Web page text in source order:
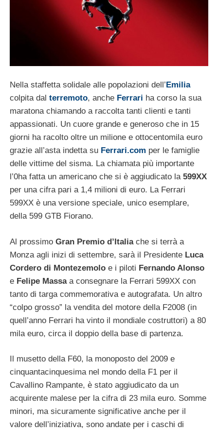
Nella staffetta solidale alle popolazioni dell’ Emilia
colpita dal terremoto, anche Ferrari ha corso la sua
maratona chiamando a raccolta tanti clienti e tanti
appassionati. Un cuore grande e generoso che in 15
giorni ha racolto oltre un milione e ottocentomila euro
grazie all’asta indetta su Ferrari.com per le famiglie
delle vittime del sisma. La chiamata più importante
l’0ha fatta un americano che si è aggiudicato la 599XX
per una cifra pari a 1,4 milioni di euro. La Ferrari
599XX è una versione speciale, unico esemplare,
della 599 GTB Fiorano.
Al prossimo Gran Premio d’Italiache si terrà a
Monza agli inizi di settembre, sarà il Presidente Luca
Cordero di Montezemolo e i piloti Fernando Alonso
e Felipe Massa a consegnare la Ferrari 599XX con
tanto di targa commemorativa e autografata. Un altro
“colpo grosso” la vendita del motore della F2008 (in
quell’anno Ferrari ha vinto il mondiale costruttori) a 80
mila euro, circa il doppio della base di partenza.
Il musetto della F60, la monoposto del 2009 e
cinquantacinquesima nel mondo della F1 per il
Cavallino Rampante, è stato aggiudicato da un
acquirente malese per la cifra di 23 mila euro. Somme
minori, ma sicuramente significative anche per il
valore dell’iniziativa, sono andate per i caschi di